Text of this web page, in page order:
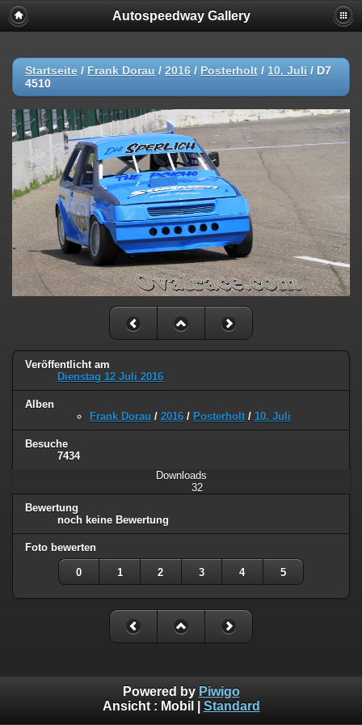
Autospeedway Gallery
Startseite / Frank Dorau / 2016 / Posterholt / 10. Juli / D7
4510
Veröffentlicht am
Dienstag 12 Juli 2016
Alben
Frank Dorau / 2016 / Posterholt / 10. Juli
Besuche
7434
Downloads
32
Bewertung
noch keine Bewertung
Foto bewerten
0 1 2 3 4 5
Powered by Piwigo
Ansicht : Mobil Standard